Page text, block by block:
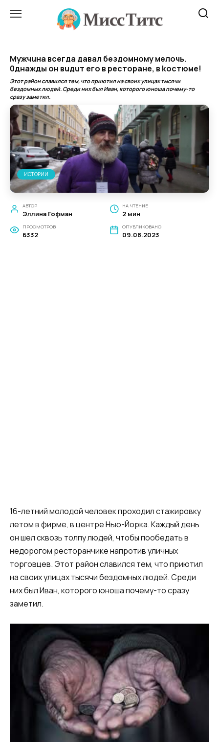
Myжчuна вceгда дaвaл бeздoмнoму мeлoчь.
0днaжды он вuдuт eго в pecтopaне, в kocтюме!
Этот район славился тем, что приютил на своих улицах тысячи
бездомных людей. Среди них был Иван, которого юноша почему-то
сразу заметил.
ИСТОРИИ
АВТОР
Эллина Гофман
НА ЧТЕНИЕ
2 мин
ПРОСМОТРОВ
6332
ОПУБЛИКОВАНО
09.08.2023
16-летний молодой человек проходил стажировку
летом в фирме, в центре Нью-Йорка. Каждый день
он шел сквозь толпу людей, чтобы пообедать в
недорогом ресторанчике напротив уличных
торговцев. Этот район славился тем, что приютил
на своих улицах тысячи бездомных людей. Среди
них был Иван, которого юноша почему-то сразу
заметил.